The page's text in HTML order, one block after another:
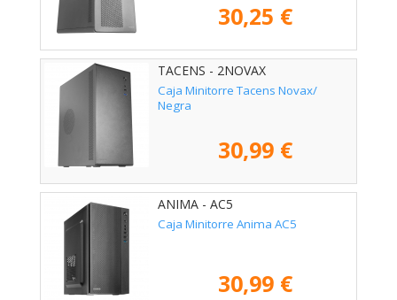
30,25 €
TACENS - 2NOVAX
Caja Minitorre Tacens Novax/
Negra
30,99 €
ANIMA - AC5
Caja Minitorre Anima AC5
30,99 €